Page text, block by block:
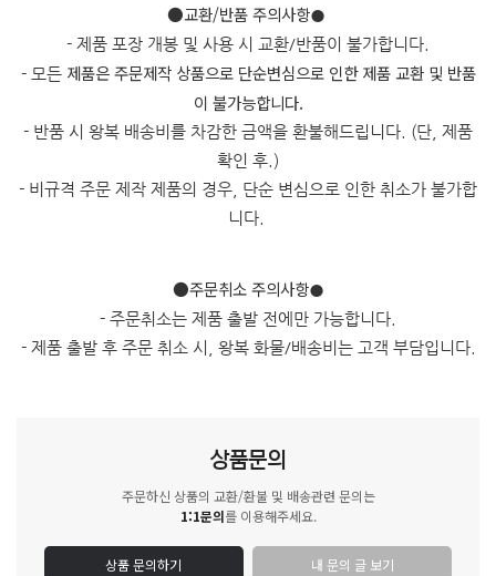
​●교환/반품 주의사항●
- 제품 포장 개봉 및 사용 시 교환/반품이 불가합니다.
- 모든 제품은 주문제작 상품으로 단순변심으로 인한 제품 교환 및 반품
이 불가능합니다.
- 반품 시 왕복 배송비를 차감한 금액을 환불해드립니다. (단, 제품
확인 후.)
- 비규격 주문 제작 제품의 경우, 단순 변심으로 인한 취소가 불가합
니다.
●주문취소 주의사항●
- 주문취소는 제품 출발 전에만 가능합니다.
- 제품 출발 후 주문 취소 시, 왕복 화물/배송비는 고객 부담입니다.
상품문의
주문하신 상품의 교환/환불 및 배송관련 문의는
1:1문의를 이용해주세요.
상품 문의하기 내 문의 글 보기